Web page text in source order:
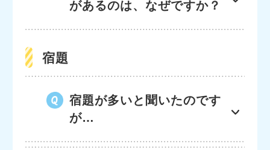
があるのは、なぜですか？
宿題
宿題が多いと聞いたのです
が…